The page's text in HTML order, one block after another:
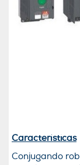
Características
Conjugando